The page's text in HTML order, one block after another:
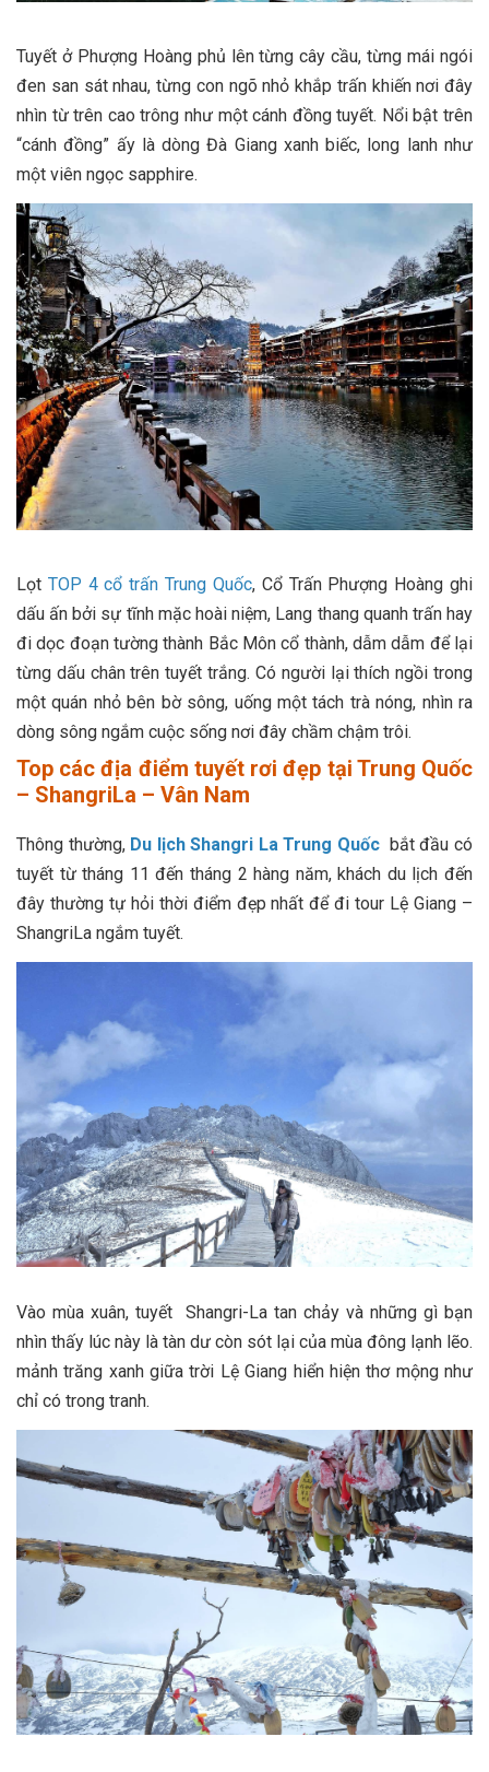
Tuyết ở Phượng Hoàng phủ lên từng cây cầu, từng mái ngói
đen san sát nhau, từng con ngõ nhỏ khắp trấn khiến nơi đây
nhìn từ trên cao trông như một cánh đồng tuyết. Nổi bật trên
“cánh đồng” ấy là dòng Đà Giang xanh biếc, long lanh như
một viên ngọc sapphire.
Lọt TOP 4 cổ trấn Trung Quốc, Cổ Trấn Phượng Hoàng ghi
dấu ấn bởi sự tĩnh mặc hoài niệm, Lang thang quanh trấn hay
đi dọc đoạn tường thành Bắc Môn cổ thành, dẫm dẫm để lại
từng dấu chân trên tuyết trắng. Có người lại thích ngồi trong
một quán nhỏ bên bờ sông, uống một tách trà nóng, nhìn ra
dòng sông ngắm cuộc sống nơi đây chầm chậm trôi.
Top các địa điểm tuyết rơi đẹp tại Trung Quốc
– ShangriLa – Vân Nam
Thông thường, Du lịch Shangri La Trung Quốcbắt đầu có
tuyết từ tháng 11 đến tháng 2 hàng năm, khách du lịch đến
đây thường tự hỏi thời điểm đẹp nhất để đi tour Lệ Giang –
ShangriLa ngắm tuyết.
Vào mùa xuân, tuyết Shangri-La tan chảy và những gì bạn
nhìn thấy lúc này là tàn dư còn sót lại của mùa đông lạnh lẽo.
mảnh trăng xanh giữa trời Lệ Giang hiển hiện thơ mộng như
chỉ có trong tranh.